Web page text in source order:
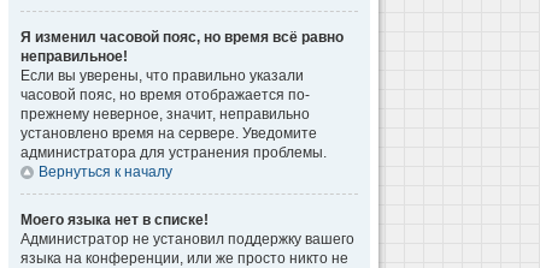
Я изменил часовой пояс, но время всё равно
неправильное!
Если вы уверены, что правильно указали
часовой пояс, но время отображается по-
прежнему неверное, значит, неправильно
установлено время на сервере. Уведомите
администратора для устранения проблемы.
Вернуться к началу
Моего языка нет в списке!
Администратор не установил поддержку вашего
языка на конференции, или же просто никто не